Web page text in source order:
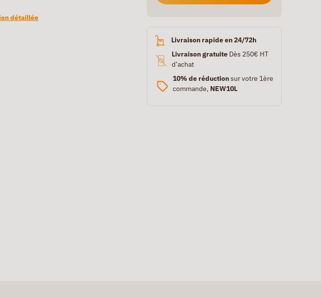
détaillée
Livraison rapide en 24/72h
Livraison gratuiteDès 250€ HT
d’achat
10% de réductionsur votre 1ère
commande, NEW10L